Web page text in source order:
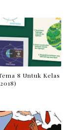
8 Untuk Kelas